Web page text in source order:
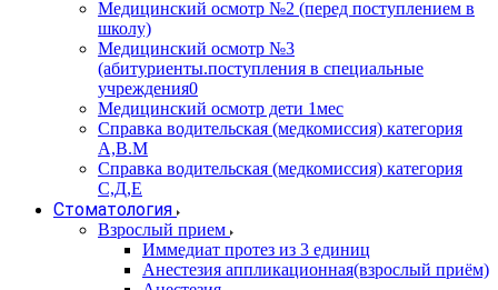
Медицинский осмотр №2 (перед поступлением в
школу)
Медицинский осмотр №3
(абитуриенты.поступления в специальные
учреждения0
Медицинский осмотр дети 1мес
Справка водительская (медкомиссия) категория
А,В.М
Справка водительская (медкомиссия) категория
С,Д,Е
Стоматология
Взрослый прием
Иммедиат протез из 3 единиц
Анестезия аппликационная(взрослый приём)